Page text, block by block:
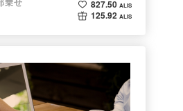
827.50 ALIS
125.92 ALIS